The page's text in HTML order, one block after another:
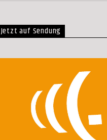
Jetzt auf Sendung